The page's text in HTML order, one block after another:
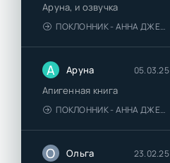
Аруна, и озвучка
ПОКЛОННИК - АННА ДЖЕЙН
А Аруна 05.03.25
Апигенная книга
ПОКЛОННИК - АННА ДЖЕЙН
О Ольга 23.02.25